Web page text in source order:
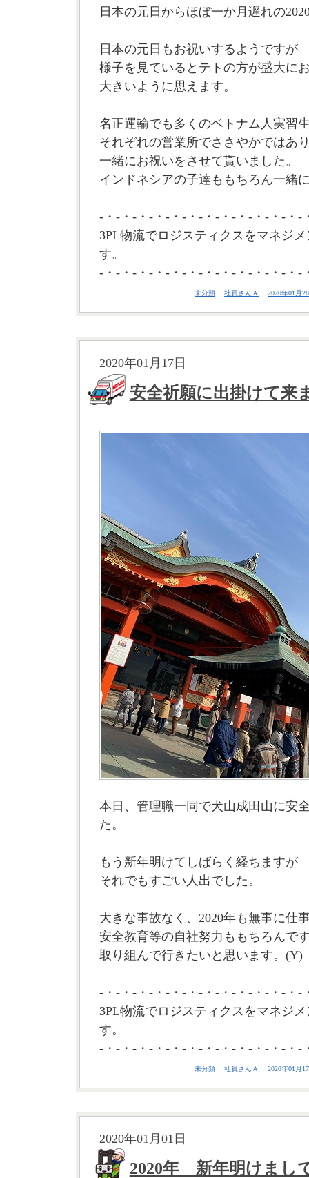
日本の元日からほぼ一か月遅れの
日本の元日もお祝いするようですが
様子を見ているとテトの方が盛大に
大きいように思えます。
名正運輸でも多くのベトナム人実習
それぞれの営業所でささやかではあ
一緒にお祝いをさせて貰いました。
インドネシアの子達ももちろん一緒
-・-・-・-・-・-・-・-・-・-・-・-・-
3PL物流でロジスティクスをマネジ
す。
-・-・-・-・-・-・-・-・-・-・-・-・-
未分類 社員さんＡ 2020年01月
2020年01月17日
安全祈願に出掛けて来
本日、管理職一同で犬山成田山に安
た。
もう新年明けてしばらく経ちますが
それでもすごい人出でした。
大きな事故なく、2020年も無事に仕
安全教育等の自社努力ももちろんで
取り組んで行きたいと思います。(Y)
-・-・-・-・-・-・-・-・-・-・-・-・-
3PL物流でロジスティクスをマネジ
す。
-・-・-・-・-・-・-・-・-・-・-・-・-
未分類 社員さんＡ 2020年01月
2020年01月01日
2020年 新年明けまし